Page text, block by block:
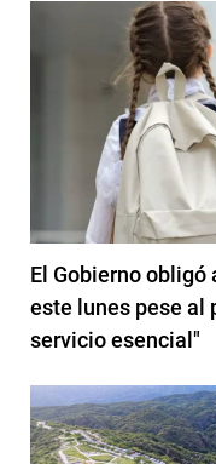
El Gobierno obligó
este lunes pese al
servicio esencial"